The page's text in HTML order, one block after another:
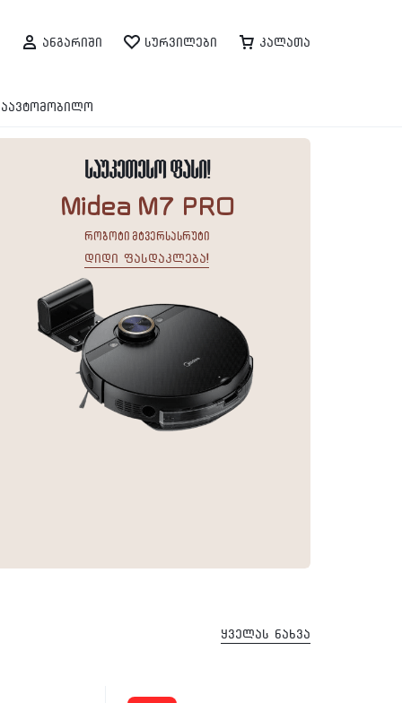
ანგარიში სურვილები კალათა
საუკეთესო ფასი!
Midea M7 PRO
რობოტი მტვერსასრუტი
დიდი ფასდაკლება!
ყველას ნახვა